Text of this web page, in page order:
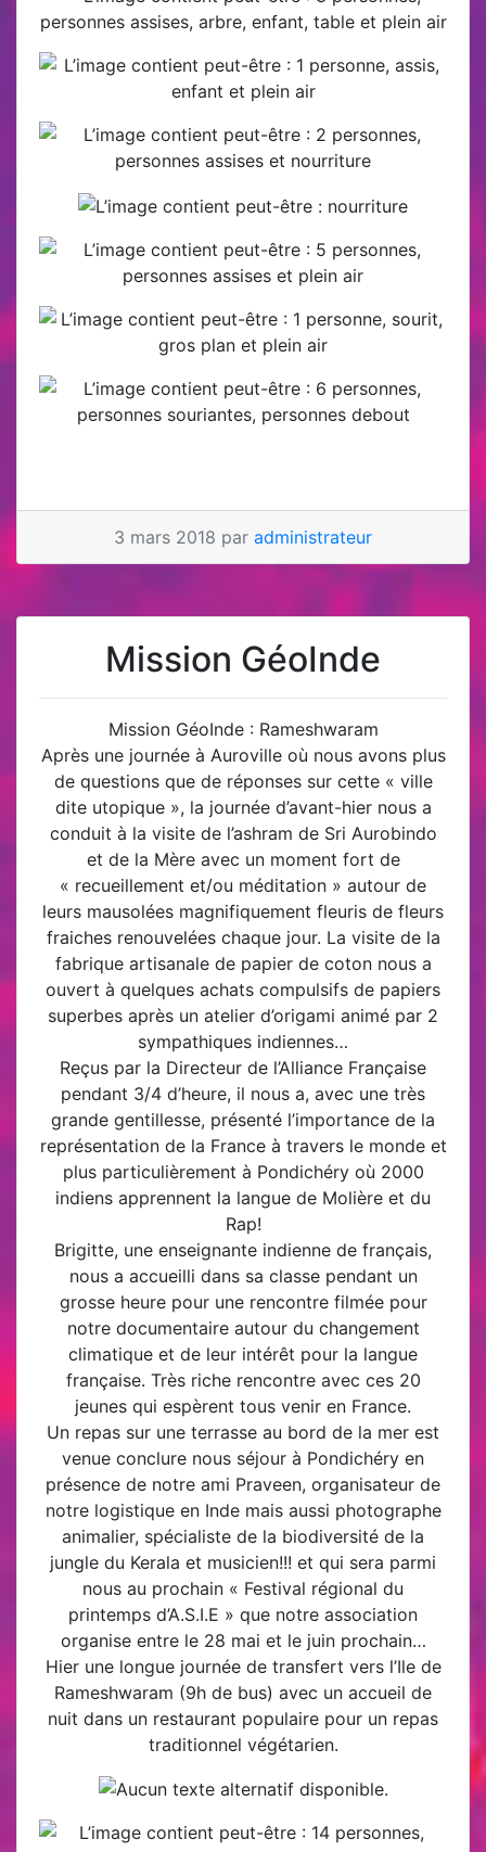
3 mars 2018 par administrateur
Mission GéoInde
Mission GéoInde : Rameshwaram
Après une journée à Auroville où nous avons plus
de questions que de réponses sur cette « ville
dite utopique », la journée d’avant-hier nous a
conduit à la visite de l’ashram de Sri Aurobindo
et de la Mère avec un moment fort de
« recueillement et/ou méditation » autour de
leurs mausolées magnifiquement fleuris de fleurs
fraiches renouvelées chaque jour. La visite de la
fabrique artisanale de papier de coton nous a
ouvert à quelques achats compulsifs de papiers
superbes après un atelier d’origami animé par 2
sympathiques indiennes…
Reçus par la Directeur de l’Alliance Française
pendant 3/4 d’heure, il nous a, avec une très
grande gentillesse, présenté l’importance de la
représentation de la France à travers le monde et
plus particulièrement à Pondichéry où 2000
indiens apprennent la langue de Molière et du
Rap!
Brigitte, une enseignante indienne de français,
nous a accueilli dans sa classe pendant un
grosse heure pour une rencontre filmée pour
notre documentaire autour du changement
climatique et de leur intérêt pour la langue
française. Très riche rencontre avec ces 20
jeunes qui espèrent tous venir en France.
Un repas sur une terrasse au bord de la mer est
venue conclure nous séjour à Pondichéry en
présence de notre ami Praveen, organisateur de
notre logistique en Inde mais aussi photographe
animalier, spécialiste de la biodiversité de la
jungle du Kerala et musicien!!! et qui sera parmi
nous au prochain « Festival régional du
printemps d’A.S.I.E » que notre association
organise entre le 28 mai et le juin prochain…
Hier une longue journée de transfert vers l’Ile de
Rameshwaram (9h de bus) avec un accueil de
nuit dans un restaurant populaire pour un repas
traditionnel végétarien.